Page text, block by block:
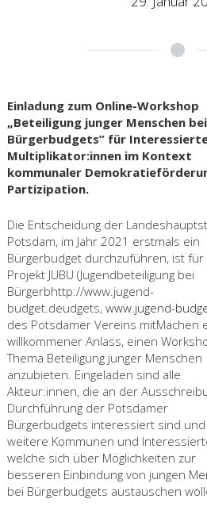
Einladung zum Online-Workshop
„Beteiligung junger Menschen bei
Bürgerbudgets” für
Multiplikator:innen im Kontext
kommunaler
Partizipation.
Die Entscheidung der
Potsdam, im Jahr 2021 erstmals ein
Bürgerbudget durchzuführen, ist für
Projekt JUBU (Jugendbeteiligung bei
Bürgerbhttp://www.jugend-
budget.deudgets, www.jugend-
des Potsdamer Vereins mitMachen
willkommener Anlass, einen
Thema Beteiligung junger Menschen
anzubieten. Eingeladen sind alle
Akteur:innen, die an der
Durchführung der Potsdamer
Bürgerbudgets interessiert sind und
weitere Kommunen und
welche sich über Möglichkeiten zur
besseren Einbindung von jungen
bei Bürgerbudgets austauschen